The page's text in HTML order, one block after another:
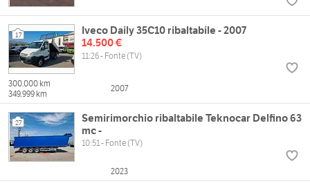
17
Iveco Daily 35C10 ribaltabile - 2007
14.500 €
11:26 - Fonte (TV)
300.000 km
349.999 km
2007
27
Semirimorchio ribaltabile Teknocar Delfino 63
mc -
10:51 - Fonte (TV)
2023